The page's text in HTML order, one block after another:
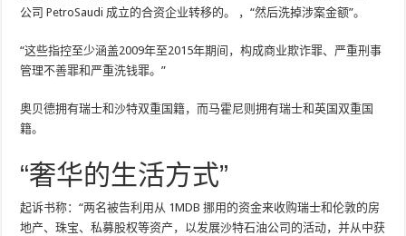
公司 PetroSaudi 成立的合资企业转移的。 ，“然后洗掉涉案金额”。
“这些指控至少涵盖2009年至2015年期间，构成商业欺诈罪、严重刑事
管理不善罪和严重洗钱罪。”
奥贝德拥有瑞士和沙特双重国籍，而马霍尼则拥有瑞士和英国双重国
籍。
“奢华的生活方式”
起诉书称：“两名被告利用从 1MDB 挪用的资金来收购瑞士和伦敦的房
地产、珠宝、私募股权等资产，以发展沙特石油公司的活动，并从中获